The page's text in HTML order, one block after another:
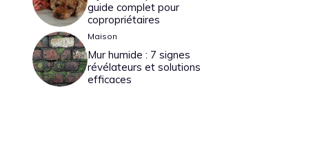
guide complet pour
copropriétaires
Maison
Mur humide : 7 signes
révélateurs et solutions
efficaces